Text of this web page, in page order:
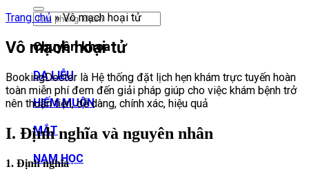
Chuyên khoa
DA LIỄU
HIẾM MUỘN
MẮT
NAM HỌC
Trang chủ »Vô mạch hoại tử
Vô mạch hoại tử
BookingDoctor là Hệ thống đặt lịch hẹn khám trực tuyến hoàn
toàn miễn phí đem đến giải pháp giúp cho việc khám bệnh trở
nên thuận tiện, dễ dàng, chính xác, hiệu quả
I. Định nghĩa và nguyên nhân
1. Định nghĩa